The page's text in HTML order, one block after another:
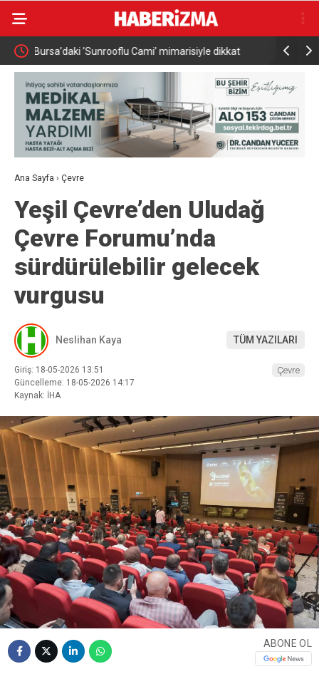
Bahçeli, MHP İl Başkanı’nın oğlu Enes Doğan’ın
düğününe katıldı istihdamı
Ana Sayfa › Çevre
Yeşil Çevre’den Uludağ
Çevre Forumu’nda
sürdürülebilir gelecek
vurgusu
Neslihan Kaya TÜM YAZILARI
Giriş: 18-05-2026 13:51
Güncelleme: 18-05-2026 14:17
Kaynak: İHA
Çevre
ABONE OL